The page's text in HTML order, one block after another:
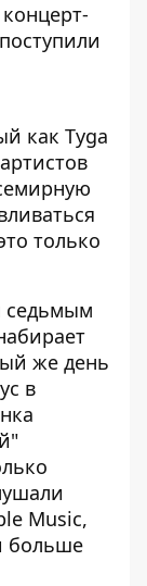
как Tyga
только
седьмым
же день
в
Music,
больше